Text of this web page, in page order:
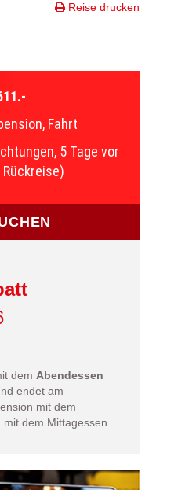
Reise drucken
Fahrt
5 Tage vor
Rückreise)
dem Abendessen
endet am
mit dem
dem Mittagessen.